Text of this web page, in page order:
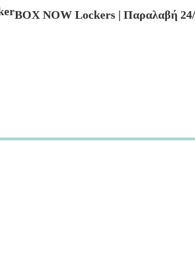
BOX NOW Lockers | Παραλαβή